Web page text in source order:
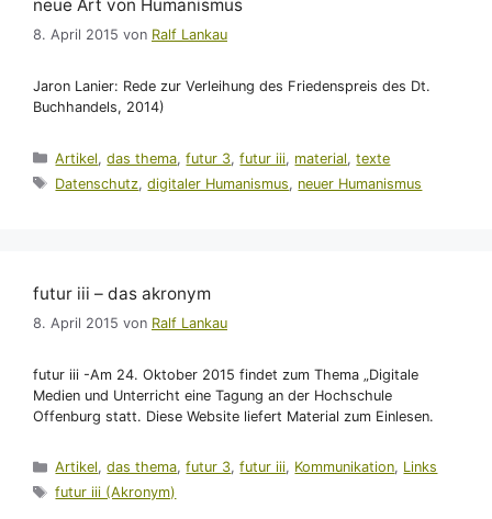
neue Art von Humanismus
8. April 2015 von Ralf Lankau
Jaron Lanier: Rede zur Verleihung des Friedenspreis des Dt.
Buchhandels, 2014)
Kategorien
Artikel,das thema,futur 3,futur iii, material,texte
Schlagwörter
Datenschutz,digitaler Humanismus, neuer Humanismus
futur iii – das akronym
8. April 2015 von Ralf Lankau
futur iii -Am 24. Oktober 2015 findet zum Thema „Digitale
Medien und Unterricht eine Tagung an der Hochschule
Offenburg statt. Diese Website liefert Material zum Einlesen.
Kategorien
Artikel,das thema,futur 3,futur iii, Kommunikation, Links
Schlagwörter
futur iii (Akronym)